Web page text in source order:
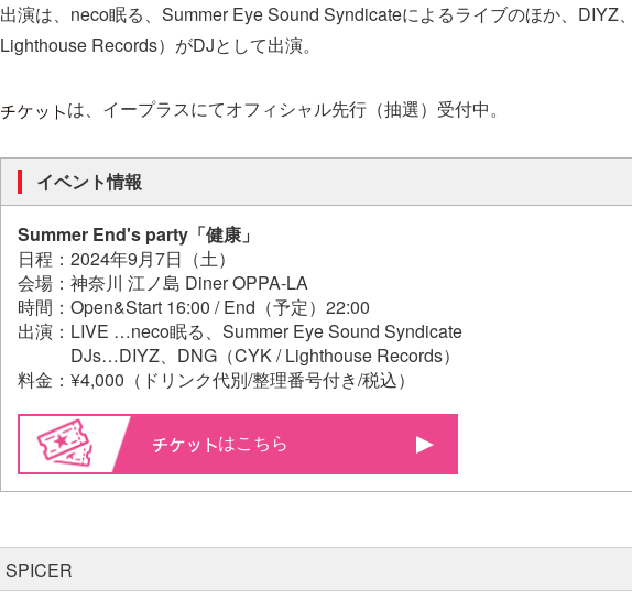
出演は、neco眠る、Summer Eye Sound Syndicateによるライブのほか、DIYZ
Lighthouse Records）がDJとして出演。
は、イープラスにてオフィシャル先行（抽選）受付中。
イベント情報
Summer End's party「健康」
日程：2024年9月7日（土）
会場：神奈川 江ノ島 Diner OPPA-LA
時間：Open&Start 16:00 / End（予定）22:00
出演：LIVE …neco眠る、Summer Eye Sound Syndicate
DJs…DIYZ、DNG（CYK / Lighthouse Records）
料金：¥4,000（ドリンク代別/整理番号付き/税込）
はこちら
SPICER